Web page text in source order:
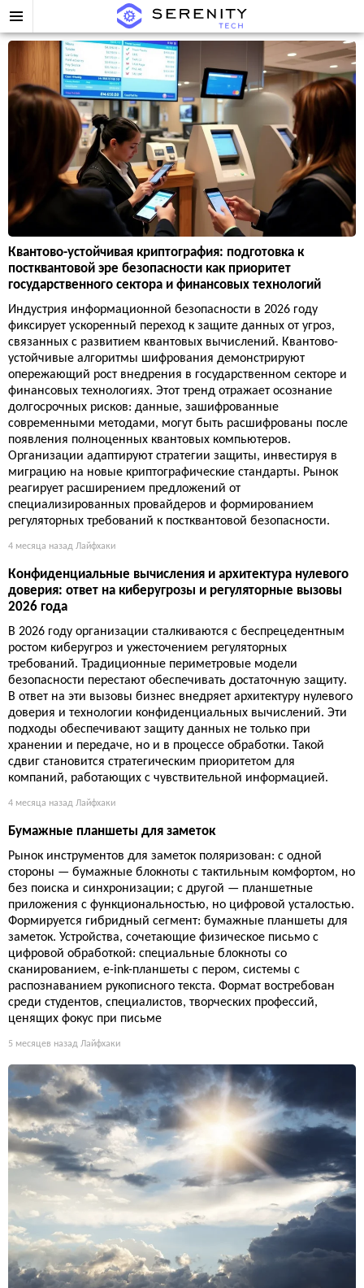
Квантово-устойчивая криптография: подготовка к
постквантовой эре безопасности как приоритет
государственного сектора и финансовых технологий
Индустрия информационной безопасности в 2026 году
фиксирует ускоренный переход к защите данных от угроз,
связанных с развитием квантовых вычислений. Квантово-
устойчивые алгоритмы шифрования демонстрируют
опережающий рост внедрения в государственном секторе и
финансовых технологиях. Этот тренд отражает осознание
долгосрочных рисков: данные, зашифрованные
современными методами, могут быть расшифрованы после
появления полноценных квантовых компьютеров.
Организации адаптируют стратегии защиты, инвестируя в
миграцию на новые криптографические стандарты. Рынок
реагирует расширением предложений от
специализированных провайдеров и формированием
регуляторных требований к постквантовой безопасности.
4 месяца назад Лайфхаки
Конфиденциальные вычисления и архитектура нулевого
доверия: ответ на киберугрозы и регуляторные вызовы
2026 года
В 2026 году организации сталкиваются с беспрецедентным
ростом киберугроз и ужесточением регуляторных
требований. Традиционные периметровые модели
безопасности перестают обеспечивать достаточную защиту.
В ответ на эти вызовы бизнес внедряет архитектуру нулевого
доверия и технологии конфиденциальных вычислений. Эти
подходы обеспечивают защиту данных не только при
хранении и передаче, но и в процессе обработки. Такой
сдвиг становится стратегическим приоритетом для
компаний, работающих с чувствительной информацией.
4 месяца назад Лайфхаки
Бумажные планшеты для заметок
Рынок инструментов для заметок поляризован: с одной
стороны — бумажные блокноты с тактильным комфортом, но
без поиска и синхронизации; с другой — планшетные
приложения с функциональностью, но цифровой усталостью.
Формируется гибридный сегмент: бумажные планшеты для
заметок. Устройства, сочетающие физическое письмо с
цифровой обработкой: специальные блокноты со
сканированием, e-ink-планшеты с пером, системы с
распознаванием рукописного текста. Формат востребован
среди студентов, специалистов, творческих профессий,
ценящих фокус при письме
5 месяцев назад Лайфхаки